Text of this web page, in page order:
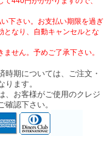
下さい。お支払い期限を過ぎ
となり、自動キャンセルとな
せん。予めご了承下さい。
期については、ご注文・
ります。
、お客様がご使用のクレジ
確認下さい。